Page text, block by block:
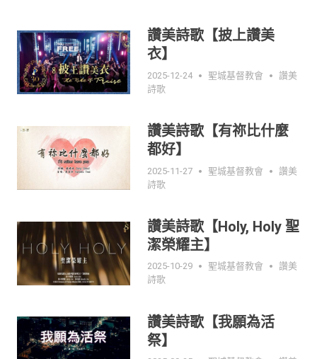
讚美詩歌【披上讚美
衣】
2025-12-24 聖城基督教會
讚美
詩歌
讚美詩歌【有祢比什麼
都好】
2025-11-27 聖城基督教會
讚美
詩歌
讚美詩歌【Holy, Holy 聖
潔榮耀主】
2025-10-29 聖城基督教會
讚美
詩歌
讚美詩歌【我願為活
祭】